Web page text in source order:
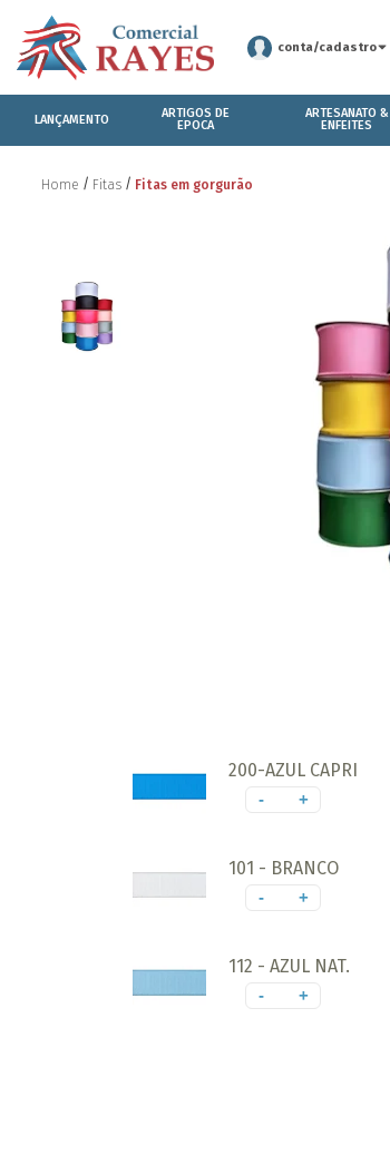
conta/cadastro
LANÇAMENTO
ARTIGOS DE
EPOCA
ARTESANATO &
ENFEITES
Home Fitas Fitas em gorgurão
200-AZUL CAPRI
+
-
101 - BRANCO
+
-
112 - AZUL NAT.
+
-